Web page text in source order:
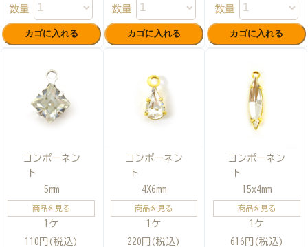
数量 数量 数量
コンポーネン
ト
5mm
商品を見る
1ケ
110円(税込)
コンポーネン
ト
4X6mm
商品を見る
1ケ
220円(税込)
コンポーネン
ト
15x4mm
商品を見る
1ケ
616円(税込)